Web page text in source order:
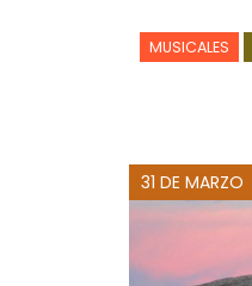
MUSICALES
31 DE MARZO